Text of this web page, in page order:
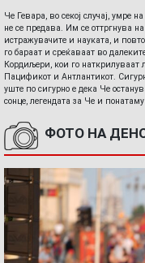
Че Гевара, во секој случај, умре
не се предава. Им се оттргнува
истражувачите и науката, и
го бараат и среќаваат во
Кордиљери, кои го наткрилуваат
Пацификот и Антлантикот.
уште по сигурно е дека Че
сонце, легендата за Че и
ФОТО НА